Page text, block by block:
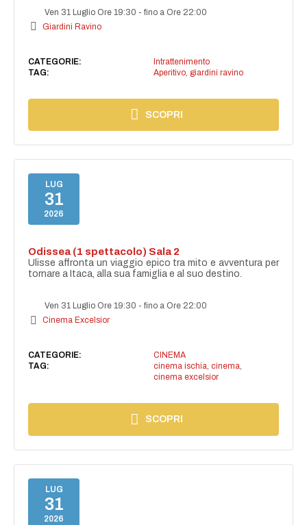
Ven 31 Luglio Ore 19:30 -fino a Ore 22:00
Giardini Ravino
CATEGORIE:
Intrattenimento
TAG:
Aperitivo, giardini ravino
SCOPRI
LUG
31
2026
Odissea (1 spettacolo) Sala 2
Ulisse affronta un viaggio epico tra mito e avventura per
tornare a Itaca, alla sua famiglia e al suo destino.
Ven 31 Luglio Ore 19:30 -fino a Ore 22:00
Cinema Excelsior
CATEGORIE:
CINEMA
TAG:
cinema ischia, cinema,
cinema excelsior
SCOPRI
LUG
31
2026